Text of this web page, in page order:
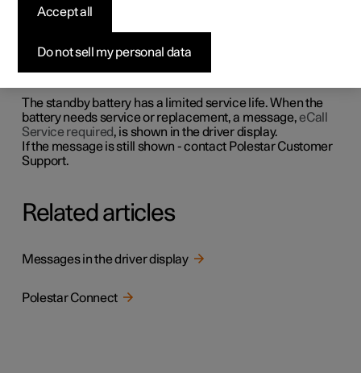
Polestar Connect
If the main battery is de-energised, the Polestar Connect's
The standby battery has a limited service life. When the
battery needs service or replacement, a message,eCall
Service required, is shown in the driver display.
If the message is still shown - contact Polestar Customer
Support.
Related articles
Messages in the driver display
Polestar Connect
Do not sell my personal data
Accept all